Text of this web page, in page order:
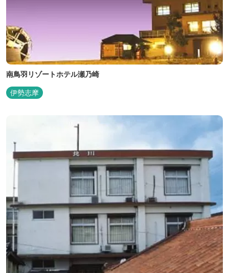
南鳥羽リゾートホテル瀬乃崎
伊勢志摩